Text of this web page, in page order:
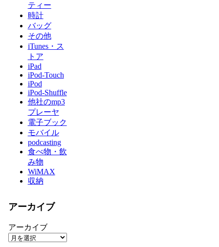
ティー
時計
バッグ
その他
iTunes・ス
トア
iPad
iPod-Touch
iPod
iPod-Shuffle
他社のmp3
プレーヤ
電子ブック
モバイル
podcasting
食べ物・飲
み物
WiMAX
収納
アーカイブ
アーカイブ